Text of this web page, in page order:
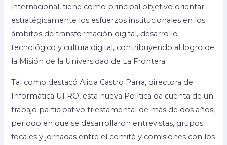
internacional, tiene como principal objetivo orientar
estratégicamente los esfuerzos institucionales en los
ámbitos de transformación digital, desarrollo
tecnológico y cultura digital, contribuyendo al logro de
la Misión de la Universidad de La Frontera.
Tal como destacó Alicia Castro Parra, directora de
Informática UFRO, esta nueva Política da cuenta de un
trabajo participativo triestamental de más de dos años,
periodo en que se desarrollaron entrevistas, grupos
focales y jornadas entre el comité y comisiones con los